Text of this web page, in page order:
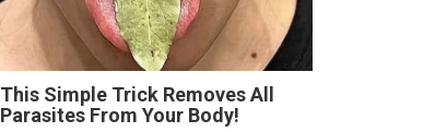
This Simple Trick Removes All
Parasites From Your Body!